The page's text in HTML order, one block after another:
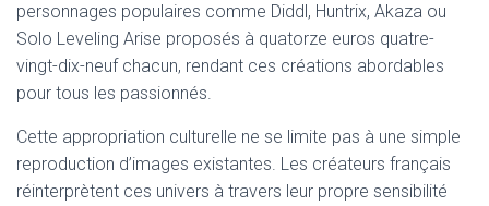
personnages populaires comme Diddl, Huntrix, Akaza ou
Solo Leveling Arise proposés à quatorze euros quatre-
vingt-dix-neuf chacun, rendant ces créations abordables
pour tous les passionnés.
Cette appropriation culturelle ne se limite pas à une simple
reproduction d’images existantes. Les créateurs français
réinterprètent ces univers à travers leur propre sensibilité